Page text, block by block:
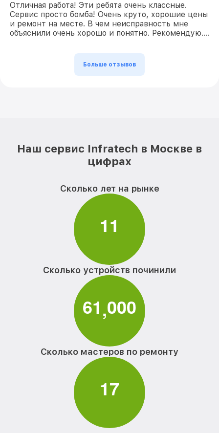
Отличная работа! Эти ребята очень классные.
Сервис просто бомба! Очень круто, хорошие цены
и ремонт на месте. В чем неисправность мне
объяснили очень хорошо и понятно. Рекомендую….
Больше отзывов
Наш сервис Infratech в Москве в
цифрах
Сколько лет на рынке
11
Сколько устройств починили
61,000
Сколько мастеров по ремонту
17